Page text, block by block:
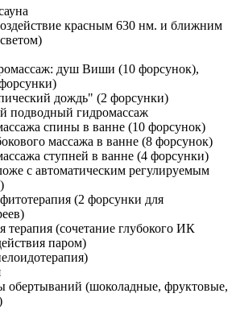
красным 630 нм. и ближним
душ Виши (10 форсунок),
дождь" (2 форсунки)
подводный гидромассаж
спины в ванне (10 форсунок)
массажа в ванне (8 форсунок)
ступней в ванне (4 форсунки)
с автоматическим регулируемым
(2 форсунки для
терапия (сочетание глубокого ИК
паром)
обертываний (шоколадные, фруктовые,